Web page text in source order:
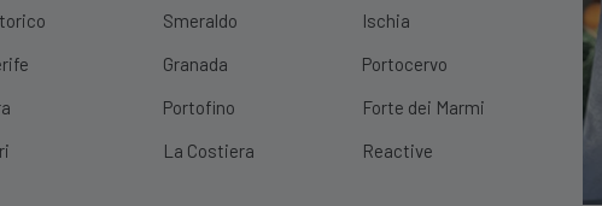
Smeraldo
Granada
Portofino
La Costiera
Ischia
Portocervo
Forte dei Marmi
Reactive
Piatto Rotondo
Decoro Spirale